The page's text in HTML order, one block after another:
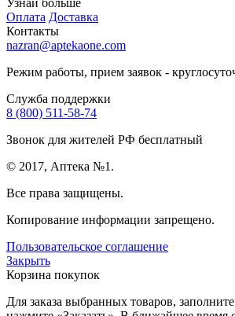
Узнай больше
Оплата Доставка
Контакты
nazran@aptekaone.com
Режим работы, прием заявок -
Служба поддержки
8 (800) 511-58-74
Звонок для жителей РФ бесплатный
© 2017, Аптека №1.
Все права защищены.
Копирование информации запрещено.
Пользовательское соглашение
Закрыть
Корзина покупок
Для заказа выбранных товаров,